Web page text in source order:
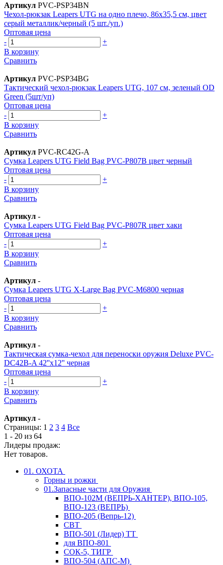
Артикул PVC-PSP34BN
Чехол-рюкзак Leapers UTG на одно плечо, 86x35,5 см, цвет
серый металлик/черный (5 шт./уп.)
Оптовая цена
-
+
В корзину
Сравнить
Артикул PVC-PSP34BG
Тактический чехол-рюкзак Leapers UTG, 107 см, зеленый OD
Green (5шт/уп)
Оптовая цена
-
+
В корзину
Сравнить
Артикул PVC-RC42G-A
Сумка Leapers UTG Field Bag PVC-P807B цвет черный
Оптовая цена
-
+
В корзину
Сравнить
Артикул -
Сумка Leapers UTG Field Bag PVC-P807R цвет хаки
Оптовая цена
-
+
В корзину
Сравнить
Артикул -
Сумка Leapers UTG X-Large Bag PVC-M6800 черная
Оптовая цена
-
+
В корзину
Сравнить
Артикул -
Тактическая сумка-чехол для переноски оружия Deluxe PVC-
DC42B-A 42''x12'' черная
Оптовая цена
-
+
В корзину
Сравнить
Артикул -
Страницы: 1 2 3 4 Все
1 - 20 из 64
Лидеры продаж:
Нет товаров.
01. ОХОТА
Горны и рожки
01.Запасные части для Оружия
ВПО-102М (ВЕПРЬ-ХАНТЕР), ВПО-105,
ВПО-123 (ВЕПРЬ)
ВПО-205 (Вепрь-12)
СВТ
ВПО-501 (Лидер) ТТ
для ВПО-801
СОК-5, ТИГР
ВПО-504 (АПС-М)